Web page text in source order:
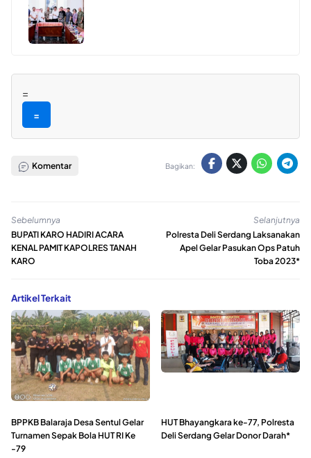
=
=
Komentar Bagikan:
Sebelumnya
BUPATI KARO HADIRI ACARA
KENAL PAMIT KAPOLRES TANAH
KARO
Selanjutnya
Polresta Deli Serdang Laksanakan
Apel Gelar Pasukan Ops Patuh
Toba 2023*
Artikel Terkait
BPPKB Balaraja Desa Sentul Gelar
Turnamen Sepak Bola HUT RI Ke
-79
HUT Bhayangkara ke-77, Polresta
Deli Serdang Gelar Donor Darah*